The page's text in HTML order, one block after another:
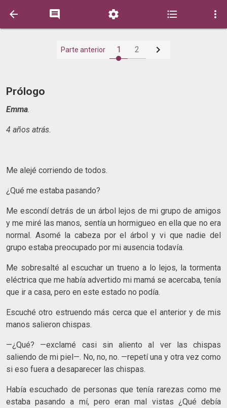
    
Parte anterior 1 2 
Prólogo
Emma.
4 años atrás.
Me alejé corriendo de todos.
¿Qué me estaba pasando?
Me escondí detrás de un árbol lejos de mi grupo de amigos
y me miré las manos, sentía un hormigueo en ella que no era
normal. Asomé la cabeza por el árbol y vi que nadie del
grupo estaba preocupado por mi ausencia todavía.
Me sobresalté al escuchar un trueno a lo lejos, la tormenta
eléctrica que me había advertido mi mamá se acercaba, tenía
que ir a casa, pero en este estado no podía.
Escuché otro estruendo más cerca que el anterior y de mis
manos salieron chispas.
—¿Qué? —exclamé casi sin aliento al ver las chispas
saliendo de mi piel—. No, no, no. —repetí una y otra vez como
si eso fuera a desaparecer las chispas.
Había escuchado de personas que tenía rarezas como me
estaba pasando a mí, pero eran mal vistas ¿Qué debía